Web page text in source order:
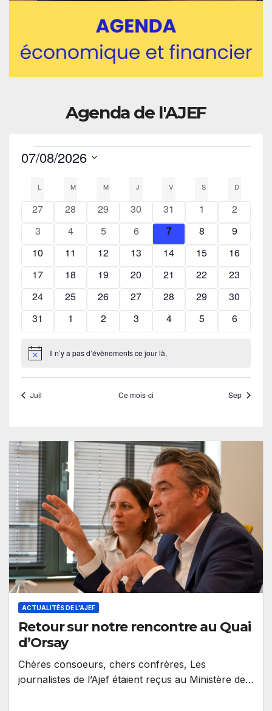
Agenda de l'AJEF
ACTUALITÉS DE L'AJEF
Retour sur notre rencontre au Quai
d’Orsay
Chères consoeurs, chers confrères, Les
journalistes de l’Ajef étaient reçus au Ministère de